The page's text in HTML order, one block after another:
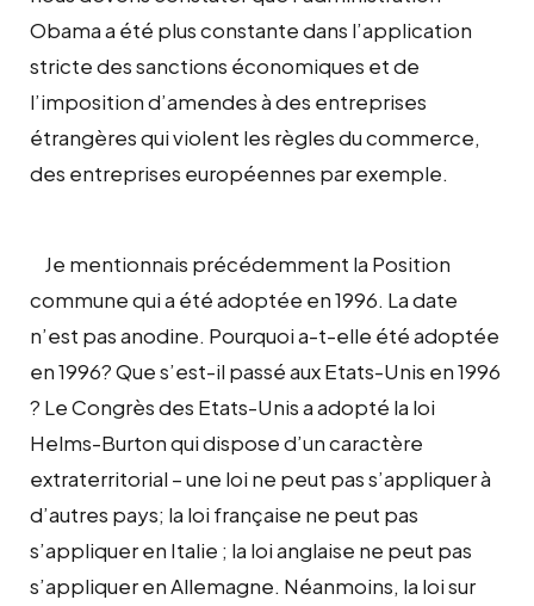
Obama a été plus constante dans l’application
stricte des sanctions économiques et de
l’imposition d’amendes à des entreprises
étrangères qui violent les règles du commerce,
des entreprises européennes par exemple.
Je mentionnais précédemment la Position
commune qui a été adoptée en 1996. La date
n’est pas anodine. Pourquoi a-t-elle été adoptée
en 1996? Que s’est-il passé aux Etats-Unis en 1996
? Le Congrès des Etats-Unis a adopté la loi
Helms-Burton qui dispose d’un caractère
extraterritorial – une loi ne peut pas s’appliquer à
d’autres pays; la loi française ne peut pas
s’appliquer en Italie ; la loi anglaise ne peut pas
s’appliquer en Allemagne. Néanmoins, la loi sur